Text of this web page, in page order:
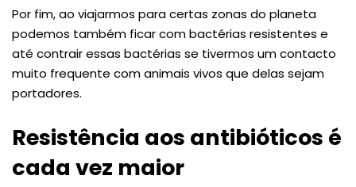
Por fim, ao viajarmos para certas zonas do planeta
podemos também ficar com bactérias resistentes e
até contrair essas bactérias se tivermos um contacto
muito frequente com animais vivos que delas sejam
portadores.
Resistência aos antibióticos é
cada vez maior